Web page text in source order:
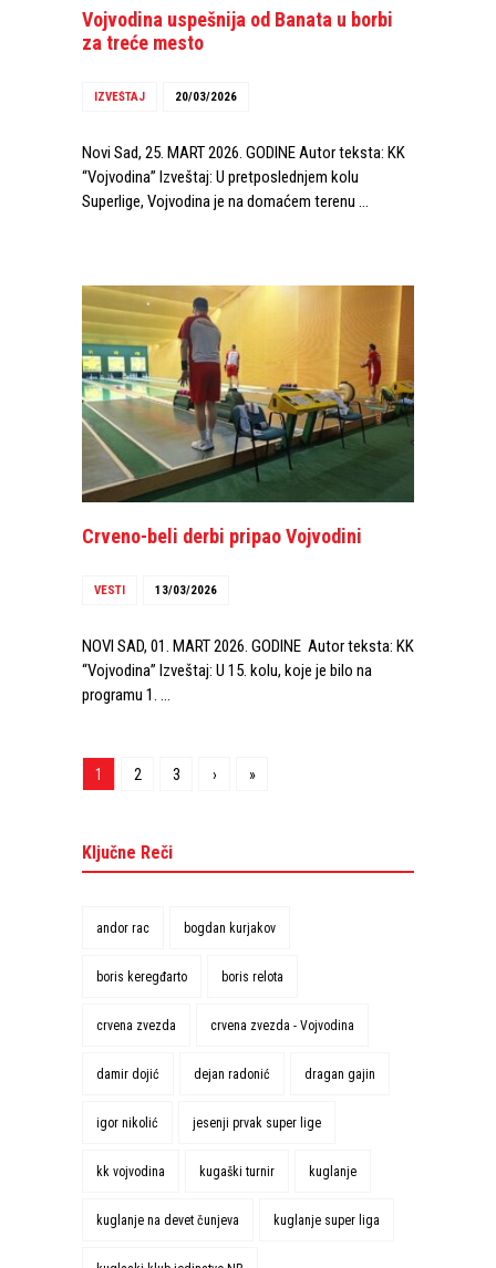
Vojvodina uspešnija od Banata u borbi
za treće mesto
IZVEŠTAJ 20/03/2026
Novi Sad, 25. MART 2026. GODINE Autor teksta: KK
“Vojvodina” Izveštaj: U pretposlednjem kolu
Superlige, Vojvodina je na domaćem terenu …
Crveno-beli derbi pripao Vojvodini
VESTI 13/03/2026
NOVI SAD, 01. MART 2026. GODINE Autor teksta: KK
“Vojvodina” Izveštaj: U 15. kolu, koje je bilo na
programu 1. …
1 2 3 › »
Ključne Reči
andor rac bogdan kurjakov
boris keregđarto boris relota
crvena zvezda crvena zvezda - Vojvodina
damir dojić dejan radonić dragan gajin
igor nikolić jesenji prvak super lige
kk vojvodina kugaški turnir kuglanje
kuglanje na devet čunjeva kuglanje super liga